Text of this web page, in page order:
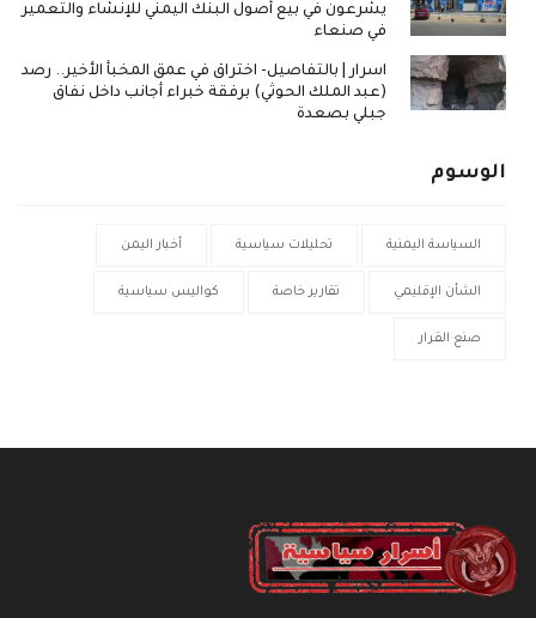
يشرعون في بيع أصول البنك اليمني للإنشاء والتعمير
في صنعاء
اسرار | بالتفاصيل- اختراق في عمق المخبأ الأخير.. رصد
(عبد الملك الحوثي) برفقة خبراء أجانب داخل نفاق
جبلي بصعدة
الوسوم
السياسة اليمنية تحليلات سياسية أخبار اليمن
الشأن الإقليمي تقارير خاصة كواليس سياسية
صنع القرار